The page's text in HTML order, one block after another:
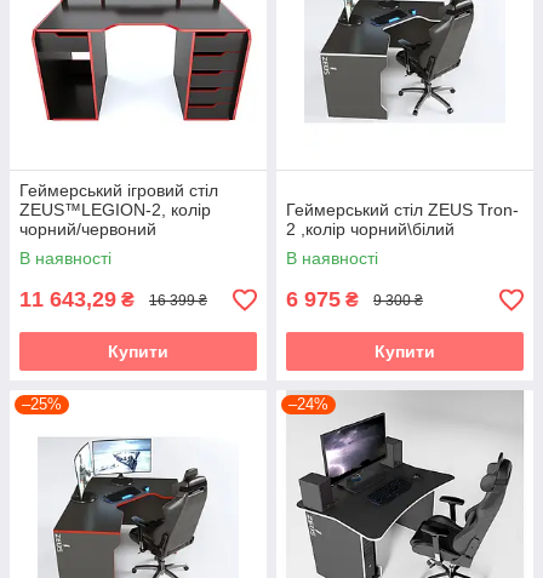
Геймерський ігровий стіл
ZEUS™LEGION-2, колір
чорний/червоний
В наявності
11 643,29 ₴ 16 399 ₴
Купити
Геймерський стіл ZEUS Tron-
2 ,колір чорний\білий
В наявності
6 975 ₴ 9 300 ₴
Купити
–25% –24%